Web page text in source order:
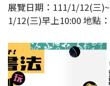
展覽日期：111/1/12(三
1/12(三)早上10:00 地點